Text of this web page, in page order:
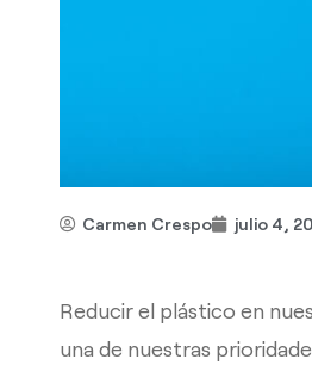
Carmen Crespo julio 4,
Reducir el plástico en
una de nuestras